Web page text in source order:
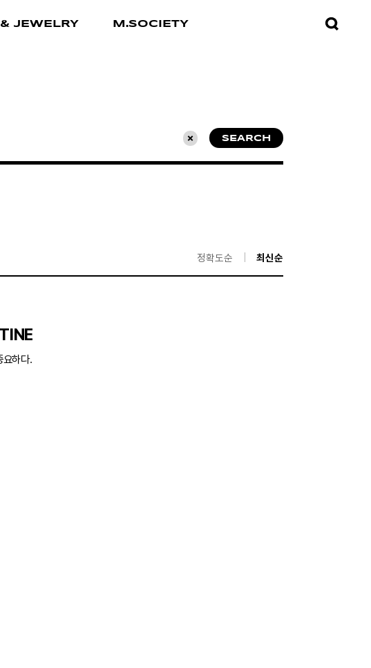
JEWELRY M.SOCIETY
초기화 SEARCH
정확도순 최신순
요하다.